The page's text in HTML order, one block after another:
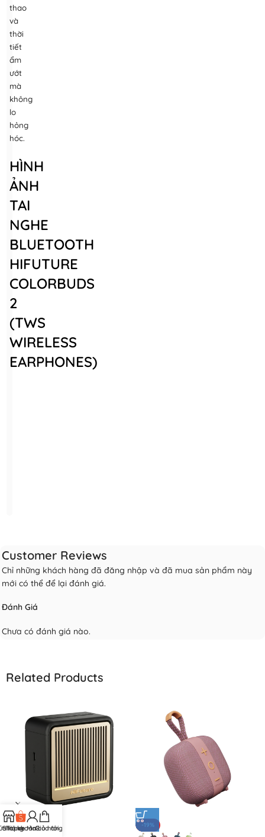
thao
và
thời
tiết
ẩm
ướt
mà
không
lo
hỏng
hóc.
HÌNH
ẢNH
TAI
NGHE
BLUETOOTH
HIFUTURE
COLORBUDS
2
(TWS
WIRELESS
EARPHONES)
Customer Reviews
Đánh Giá
Chưa có đánh giá nào.
Chỉ những khách hàng đã đăng nhập và đã mua sản phẩm này
mới có thể để lại đánh giá.
Related Products
-6% -19%
hàng
Shopee Mall
Tài khoản của tôi
Giỏ hàng